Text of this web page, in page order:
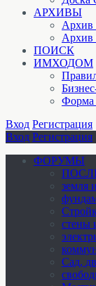
АРХИВЫ
Архив
Архив
ПОИСК
ИМХОДОМ
Форма
Вход Регистрация
Вход Регистрация
ФОРУМЫ
земля
стены
Cад,